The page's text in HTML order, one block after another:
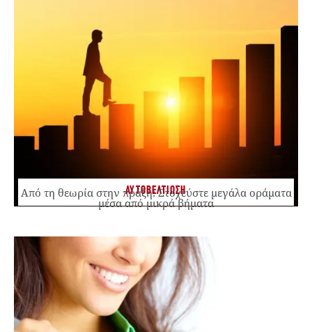
ΑΥΤΟΒΕΛΤΙΩΣΗ
Από τη θεωρία στην πράξη: Στοχεύστε μεγάλα οράματα
μέσα από μικρά βήματα